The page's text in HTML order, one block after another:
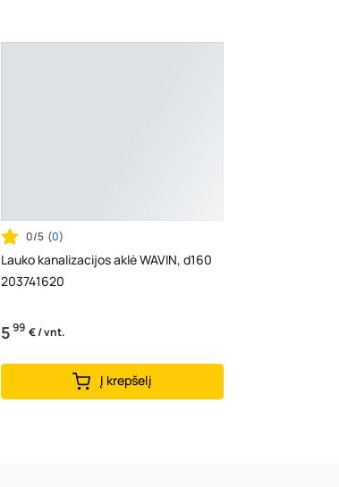
0/5 (0)
Lauko kanalizacijos aklė WAVIN, d160
203741620
599 € / vnt.
Į krepšelį